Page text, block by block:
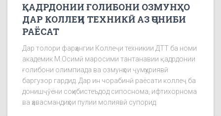
ҚАДРДОНИИ ҒОЛИБОНИ ОЗМУНҲО
ДАР КОЛЛЕҶИ ТЕХНИКӢ АЗ ҶОНИБИ
РАЁСАТ
Дар толори фарҳангии Коллеҷи техникии ДТТ ба номи
академик М.Осимӣ маросими тантанавии қадрдонии
ғолибони олимпиада ва озмунҳои ҷумҳуриявӣ
баргузор гардид. Дар ин чорабинӣ раёсати коллеҷ ба
донишҷӯёни соҳибистеъдод сипоснома, ифтихорнома
ва ҳавасмандиҳои пулии молиявӣ супорид.